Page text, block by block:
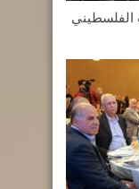
الفلسطيني